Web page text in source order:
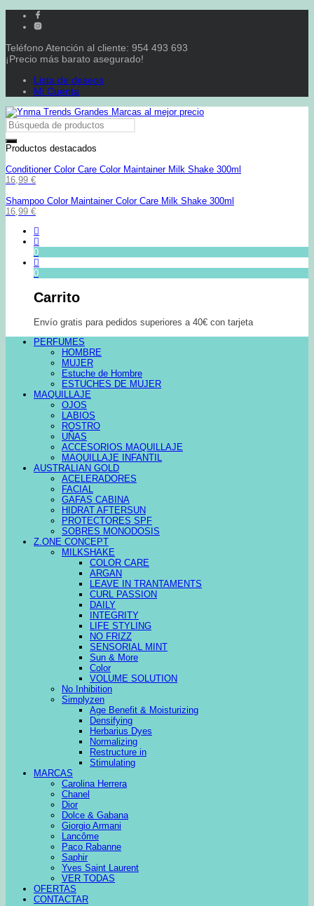
Teléfono Atención al cliente: 954 493 693
¡Precio más barato asegurado!
Lista de deseos
Mi Cuenta
Productos destacados
Conditioner Color Care Color Maintainer Milk Shake 300ml
16,99 €
Shampoo Color Maintainer Color Care Milk Shake 300ml
16,99 €
0
0
Carrito
Envío gratis para pedidos superiores a 40€ con tarjeta
PERFUMES
HOMBRE
MUJER
Estuche de Hombre
ESTUCHES DE MUJER
MAQUILLAJE
OJOS
LABIOS
ROSTRO
UÑAS
ACCESORIOS MAQUILLAJE
MAQUILLAJE INFANTIL
AUSTRALIAN GOLD
ACELERADORES
FACIAL
GAFAS CABINA
HIDRAT AFTERSUN
PROTECTORES SPF
SOBRES MONODOSIS
Z.ONE CONCEPT
MILKSHAKE
COLOR CARE
ARGAN
LEAVE IN TRANTAMENTS
CURL PASSION
DAILY
INTEGRITY
LIFE STYLING
NO FRIZZ
SENSORIAL MINT
Sun & More
Color
VOLUME SOLUTION
No Inhibition
Simplyzen
Age Benefit & Moisturizing
Densifying
Herbarius Dyes
Normalizing
Restructure in
Stimulating
MARCAS
Carolina Herrera
Chanel
Dior
Dolce & Gabana
Giorgio Armani
Lancôme
Paco Rabanne
Saphir
Yves Saint Laurent
VER TODAS
OFERTAS
CONTACTAR